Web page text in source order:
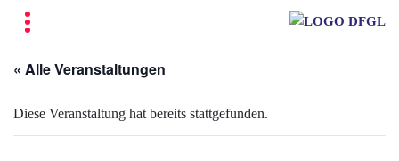
« Alle Veranstaltungen
Diese Veranstaltung hat bereits stattgefunden.